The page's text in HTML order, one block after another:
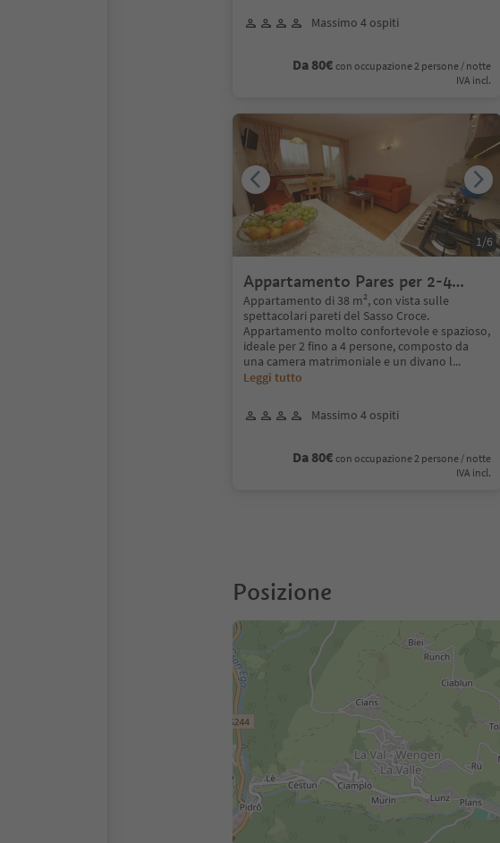
Massimo 4 ospiti
Da 80€ con occupazione 2 persone / notte
IVA incl.
Appartamento Pares per 2-4
persone
Appartamento di 38 m², con vista sulle
spettacolari pareti del Sasso Croce.
Appartamento molto confortevole e spazioso,
ideale per 2 fino a 4 persone, composto da
una camera matrimoniale e un divano l...
Leggi tutto
Massimo 4 ospiti
Da 80€ con occupazione 2 persone / notte
IVA incl.
1/6
Posizione